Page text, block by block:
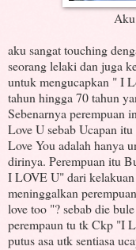
aku sangat touching
seorang lelaki dan juga
untuk mengucapkan " I
tahun hingga 70 tahun
Sebenarnya perempuan
Love U sebab Ucapan
Love You adalah hanya
dirinya. Perempuan itu
I LOVE U" dari
meninggalkan
love too "? sebab die
perempaun tu tk Ckp "I
putus asa utk sentiasa